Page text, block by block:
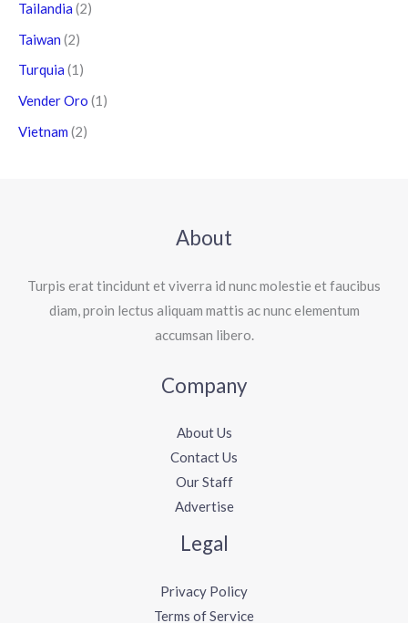
Tailandia (2)
Taiwan (2)
Turquia (1)
Vender Oro (1)
Vietnam (2)
About
Turpis erat tincidunt et viverra id nunc molestie et faucibus
diam, proin lectus aliquam mattis ac nunc elementum
accumsan libero.
Company
About Us
Contact Us
Our Staff
Advertise
Legal
Privacy Policy
Terms of Service